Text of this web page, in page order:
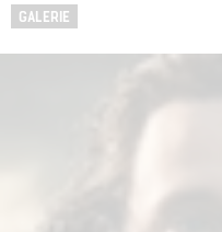
GALERIE